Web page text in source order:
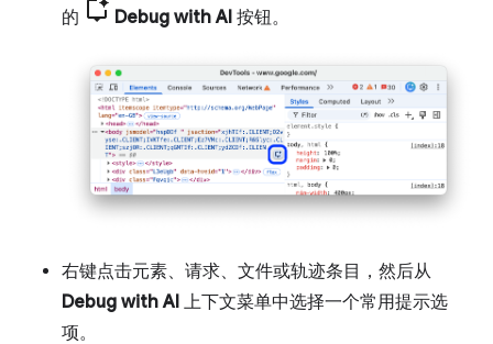
的
Debug with AI 按钮。
右键点击元素、请求、文件或轨迹条目，然后从
Debug with AI 上下文菜单中选择一个常用提示选
项。